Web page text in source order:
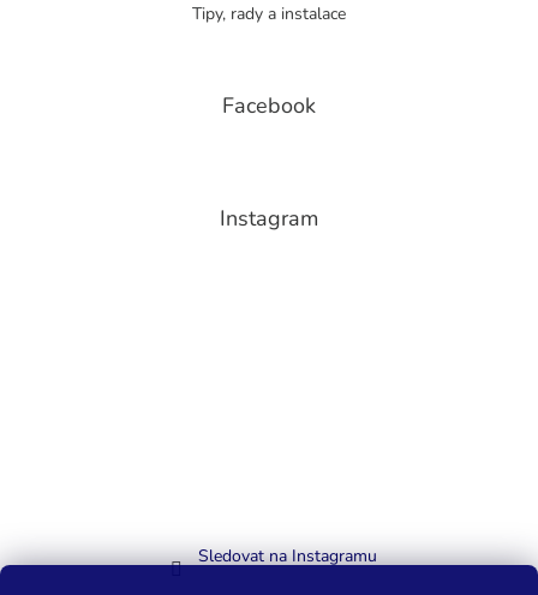
Tipy, rady a instalace
Facebook
Instagram
Sledovat na Instagramu